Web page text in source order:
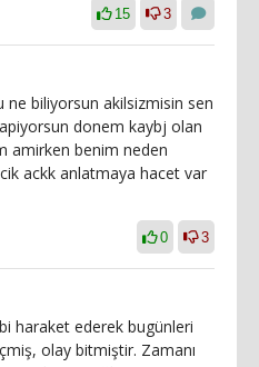
15 3
biliyorsun akilsizmisin sen
donem kaybj olan
amirken benim neden
ackk anlatmaya hacet var
0 3
haraket ederek bugünleri
olay bitmiştir. Zamanı